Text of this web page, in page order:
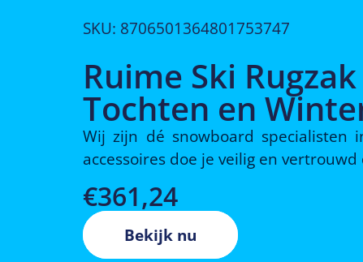
SKU: 8706501364801753747
Ruime Ski
Tochten en
Wij zijn dé snowboard specialisten
accessoires doe je veilig en
€361,24
Bekijk nu